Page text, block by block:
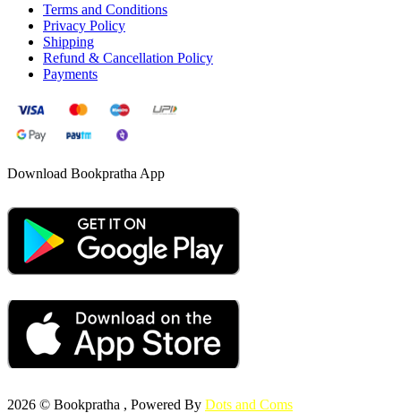
Terms and Conditions
Privacy Policy
Shipping
Refund & Cancellation Policy
Payments
Download Bookpratha App
2026 © Bookpratha , Powered By Dots and Coms